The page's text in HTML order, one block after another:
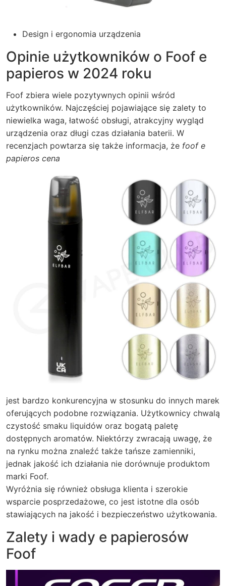
Design i ergonomia urządzenia
Opinie użytkowników o Foof e
papieros w 2024 roku
Foof zbiera wiele pozytywnych opinii wśród
użytkowników. Najczęściej pojawiające się zalety to
niewielka waga, łatwość obsługi, atrakcyjny wygląd
urządzenia oraz długi czas działania baterii. W
recenzjach powtarza się także informacja, że foof e
papieros cena
jest bardzo konkurencyjna w stosunku do innych marek
oferujących podobne rozwiązania. Użytkownicy chwalą
czystość smaku liquidów oraz bogatą paletę
dostępnych aromatów. Niektórzy zwracają uwagę, że
na rynku można znaleźć także tańsze zamienniki,
jednak jakość ich działania nie dorównuje produktom
marki Foof.
Wyróżnia się również obsługa klienta i szerokie
wsparcie posprzedażowe, co jest istotne dla osób
stawiających na jakość i bezpieczeństwo użytkowania.
Zalety i wady e papierosów
Foof